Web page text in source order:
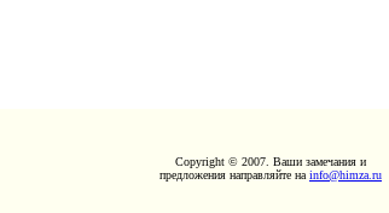
Copyright © 2007. Ваши замечания и
предложения направляйте на info@himza.ru